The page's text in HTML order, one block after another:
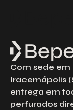
Com sede em
Iracemápolis
entrega em
perfurados
Preencha o
um
disposição
atender às
Nome